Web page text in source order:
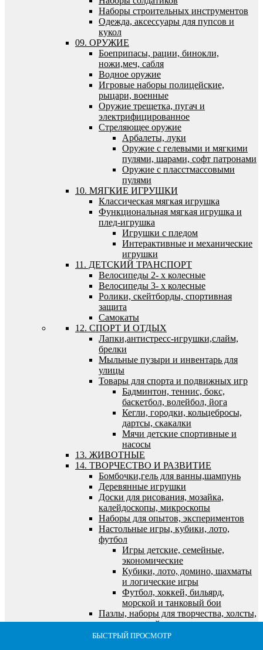
БЫСТРЫЙ ПРОСМОТР
БЫСТРЫЙ ПРОСМОТР
БЫСТРЫЙ ПРОСМОТР
БЫСТРЫЙ ПРОСМОТР
БЫСТРЫЙ ПРОСМОТР
Наборы строительных инструментов
Одежда, аксессуары для пупсов и
кукол
09. ОРУЖИЕ
Боеприпасы, рации, бинокли,
ножи,меч, сабля
Водное оружие
Игровые наборы полицейские,
рыцари, военные
Оружие трещетка, пугач и
электрифицированное
Стреляющее оружие
Арбалеты, луки
Оружие с гелевыми и мягкими
пулями, шарами, софт патронами
Оружие с пласстмассовыми
пулями
10. МЯГКИЕ ИГРУШКИ
Классическая мягкая игрушка
Функциональная мягкая игрушка и
плед-игрушка
Игрушки с пледом
Интерактивные и механические
игрушки
11. ДЕТСКИЙ ТРАНСПОРТ
Велосипеды 2- х колесные
Велосипеды 3- х колесные
Ролики, скейтборды, спортивная
защита
Самокаты
12. СПОРТ И ОТДЫХ
Лапки,антистресс-игрушки,слайм,
брелки
Мыльные пузыри и инвентарь для
улицы
Товары для спорта и подвижных игр
Бадминтон, теннис, бокс,
баскетбол, волейбол, йога
Кегли, городки, кольцебросы,
дартсы, скакалки
Мячи детские спортивные и
насосы
13. ЖИВОТНЫЕ
14. ТВОРЧЕСТВО И РАЗВИТИЕ
Бомбочки,гель для ванны,шампунь
Деревянные игрушки
Доски для рисования, мозайка,
калейдоскопы, микроскопы
Наборы для опытов, экспериментов
Настольные игры, кубики, лото,
футбол
Игры детские, семейные,
экономические
Кубики, лото, домино, шахматы
и логические игры
Футбол, хоккей, бильярд,
морской и танковый бои
Пазлы, наборы для творчества, холсты,
алмазная мозайка
Алмазная мозайка